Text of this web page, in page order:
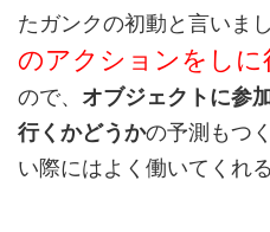
たガンクの初動と言いま
のアクションをしに
ので、 オブジェクトに参
行くかどうかの予測もつ
い際にはよく働いてくれ